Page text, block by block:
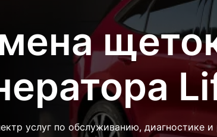
услуг по обслуживанию, диагностике